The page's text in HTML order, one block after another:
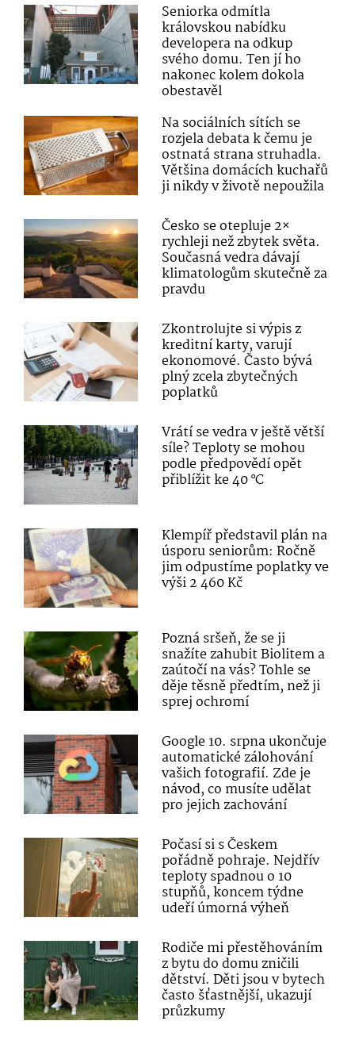
Seniorka odmítla
královskou nabídku
developera na odkup
svého domu. Ten jí ho
nakonec kolem dokola
obestavěl
Na sociálních sítích se
rozjela debata k čemu je
ostnatá strana struhadla.
Většina domácích kuchařů
ji nikdy v životě nepoužila
Česko se otepluje 2×
rychleji než zbytek světa.
Současná vedra dávají
klimatologům skutečně za
pravdu
Zkontrolujte si výpis z
kreditní karty, varují
ekonomové. Často bývá
plný zcela zbytečných
poplatků
Vrátí se vedra v ještě větší
síle? Teploty se mohou
podle předpovědí opět
přiblížit ke 40 °C
Klempíř představil plán na
úsporu seniorům: Ročně
jim odpustíme poplatky ve
výši 2 460 Kč
Pozná sršeň, že se ji
snažíte zahubit Biolitem a
zaútočí na vás? Tohle se
děje těsně předtím, než ji
sprej ochromí
Google 10. srpna ukončuje
automatické zálohování
vašich fotografií. Zde je
návod, co musíte udělat
pro jejich zachování
Počasí si s Českem
pořádně pohraje. Nejdřív
teploty spadnou o 10
stupňů, koncem týdne
udeří úmorná výheň
Rodiče mi přestěhováním
z bytu do domu zničili
dětství. Děti jsou v bytech
často šťastnější, ukazují
průzkumy